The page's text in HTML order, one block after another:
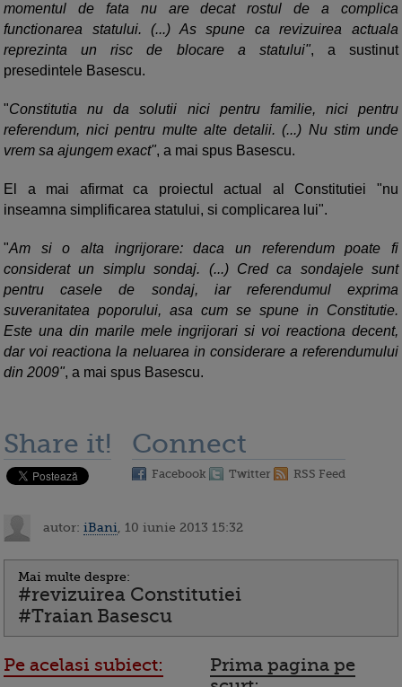
momentul de fata nu are decat rostul de a complica
functionarea statului. (...) As spune ca revizuirea actuala
reprezinta un risc de blocare a statului", a sustinut
presedintele Basescu.
"Constitutia nu da solutii nici pentru familie, nici pentru
referendum, nici pentru multe alte detalii. (...) Nu stim unde
vrem sa ajungem exact", a mai spus Basescu.
El a mai afirmat ca proiectul actual al Constitutiei "nu
inseamna simplificarea statului, si complicarea lui".
"Am si o alta ingrijorare: daca un referendum poate fi
considerat un simplu sondaj. (...) Cred ca sondajele sunt
pentru casele de sondaj, iar referendumul exprima
suveranitatea poporului, asa cum se spune in Constitutie.
Este una din marile mele ingrijorari si voi reactiona decent,
dar voi reactiona la neluarea in considerare a referendumului
din 2009", a mai spus Basescu.
Share it! Connect
Facebook Twitter RSS Feed
autor: iBani , 10 iunie 2013 15:32
Mai multe despre:
#revizuirea Constitutiei
#Traian Basescu
Pe acelasi subiect:
Prima pagina pe